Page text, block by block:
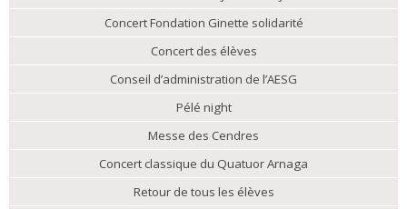
Concert Fondation Ginette solidarité
Concert des élèves
Conseil d’administration de l’AESG
Pélé night
Messe des Cendres
Concert classique du Quatuor Arnaga
Retour de tous les élèves